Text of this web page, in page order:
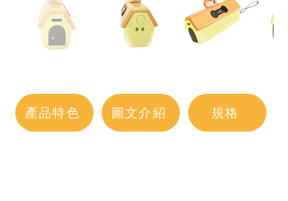
產品特色 圖文介紹 規格